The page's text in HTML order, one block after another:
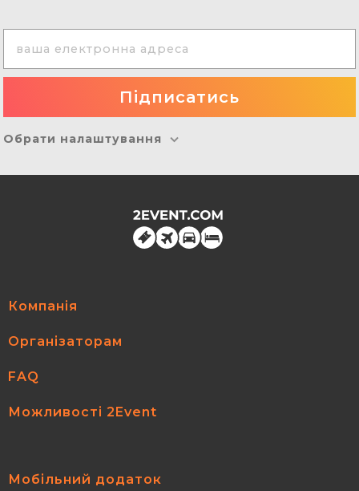
Обрати налаштування
Компанія
Організаторам
FAQ
Можливості 2Event
Мобільний додаток